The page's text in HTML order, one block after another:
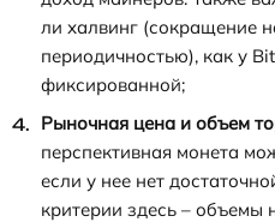
ли халвинг (сокращение
периодичностью), как у
фиксированной;
Рыночная цена и объем
перспективная монета
если у нее нет
критерии здесь – объемы